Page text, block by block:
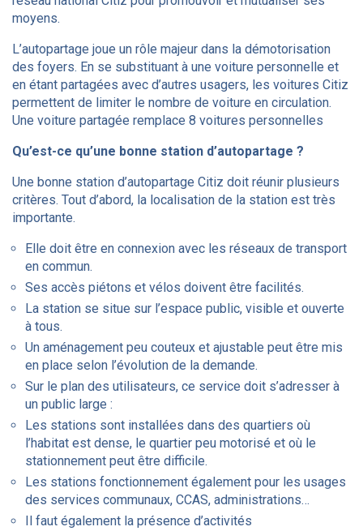
moyens.
L’autopartage joue un rôle majeur dans la démotorisation
des foyers. En se substituant à une voiture personnelle et
en étant partagées avec d’autres usagers, les voitures Citiz
permettent de limiter le nombre de voiture en circulation.
Une voiture partagée remplace 8 voitures personnelles
Qu’est-ce qu’une bonne station d’autopartage ?
Une bonne station d’autopartage Citiz doit réunir plusieurs
critères. Tout d’abord, la localisation de la station est très
importante.
Elle doit être en connexion avec les réseaux de transport
en commun.
Ses accès piétons et vélos doivent être facilités.
La station se situe sur l’espace public, visible et ouverte
à tous.
Un aménagement peu couteux et ajustable peut être mis
en place selon l’évolution de la demande.
Sur le plan des utilisateurs, ce service doit s’adresser à
un public large :
Les stations sont installées dans des quartiers où
l’habitat est dense, le quartier peu motorisé et où le
stationnement peut être difficile.
Les stations fonctionnement également pour les usages
des services communaux, CCAS, administrations…
Il faut également la présence d’activités